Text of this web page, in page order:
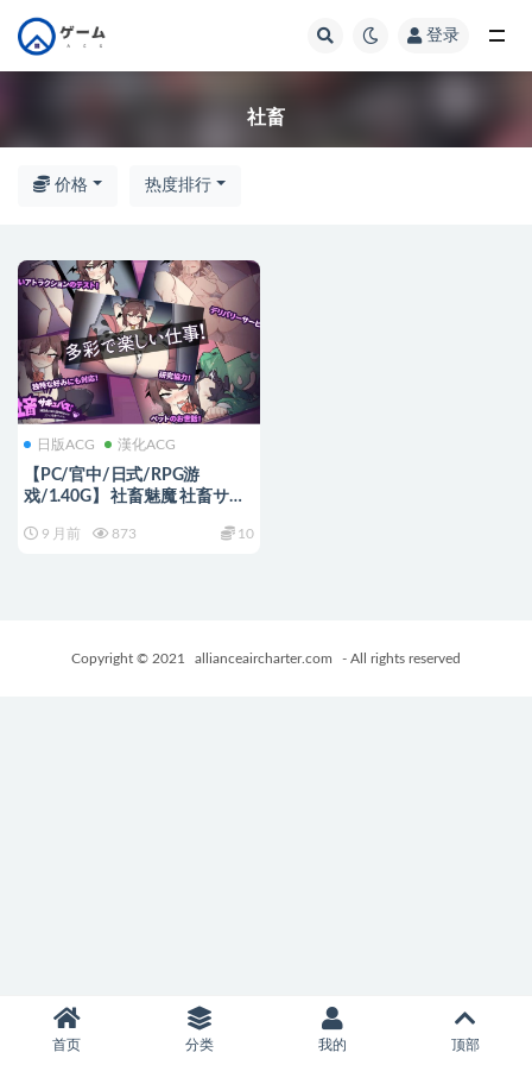
登录
社畜
价格 热度排行
日版ACG 漢化ACG
【PC/官中/日式/RPG游
戏/1.40G】 社畜魅魔 社畜サキ
魔咲姫 官中步兵版+全回想存档
9 月前 873 10
Copyright © 2021 allianceaircharter.com - All rights reserved
首页 分类 我的 顶部